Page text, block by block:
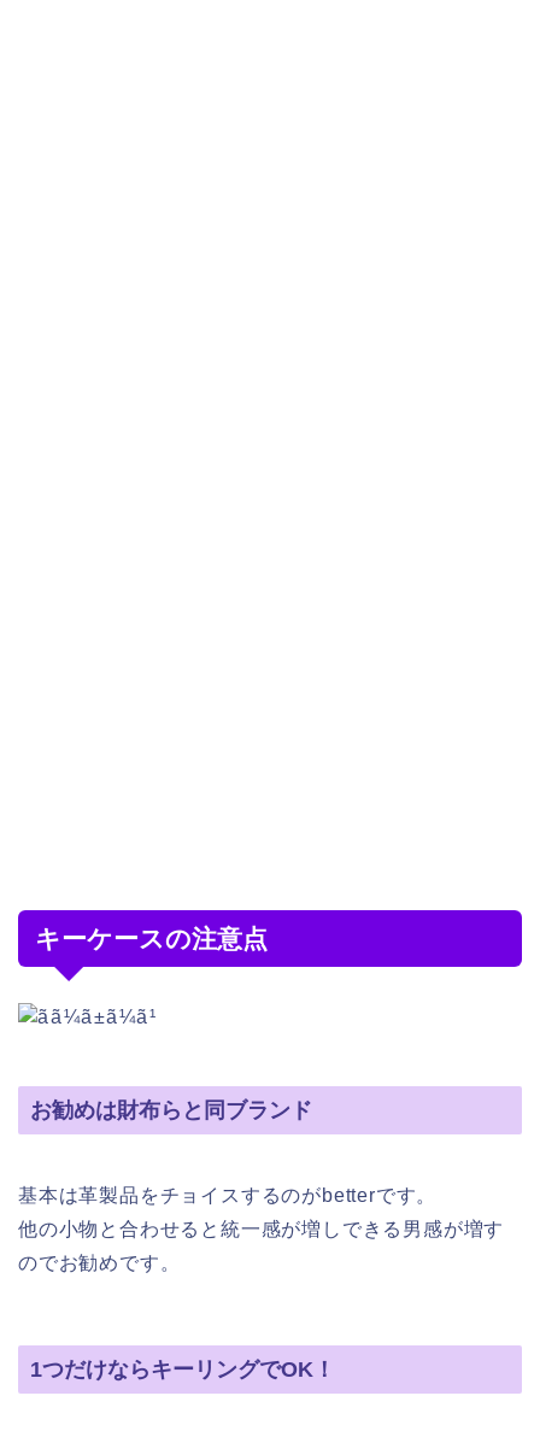
キーケースの注意点
お勧めは財布らと同ブランド
基本は革製品をチョイスするのがbetterです。
他の小物と合わせると統一感が増しできる男感が増す
のでお勧めです。
1つだけならキーリングでOK！